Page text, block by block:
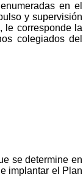
en el
y supervisión
le corresponde la
colegiados del
se determine en
implantar el Plan